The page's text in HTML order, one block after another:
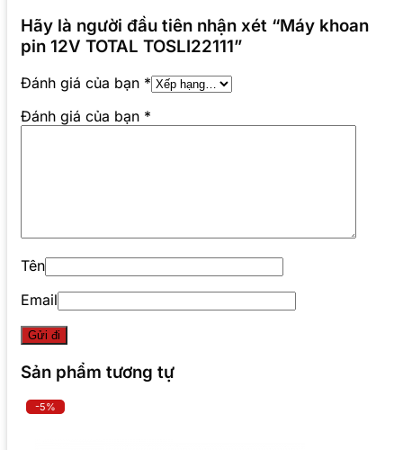
Hãy là người đầu tiên nhận xét “Máy khoan
pin 12V TOTAL TOSLI22111”
Đánh giá của bạn *
Đánh giá của bạn *
Tên
Email
Sản phẩm tương tự
-5%